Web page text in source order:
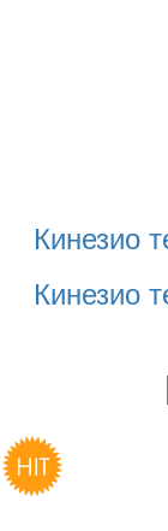
Кинезио
Кинезио